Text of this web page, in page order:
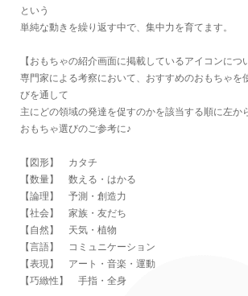
という
単純な動きを繰り返す中で、集中力を育てます。
【おもちゃの紹介画面に掲載しているアイコンにつ
専門家による考察において、おすすめのおもちゃを
びを通して
主にどの領域の発達を促すのかを該当する順に左か
おもちゃ選びのご参考に♪
【図形】 カタチ
【数量】 数える・はかる
【論理】 予測・創造力
【社会】 家族・友だち
【自然】 天気・植物
【言語】 コミュニケーション
【表現】 アート・音楽・運動
【巧緻性】 手指・全身